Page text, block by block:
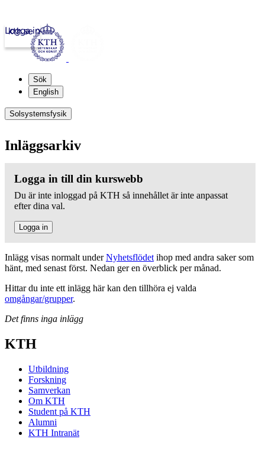
kth.se
Logga in
Sök
English
Solsystemsfysik
Inläggsarkiv
Logga in till din kurswebb
Du är inte inloggad på KTH så innehållet är inte anpassat
efter dina val.
Logga in
Inlägg visas normalt underNyhetsflödet ihop med andra saker som
hänt, med senast först. Nedan ger en överblick per månad.
Hittar du inte ett inlägg här kan den tillhöra ej valda
omgångar/grupper.
Det finns inga inlägg
KTH
Utbildning
Forskning
Samverkan
Om KTH
Student på KTH
Alumni
KTH Intranät